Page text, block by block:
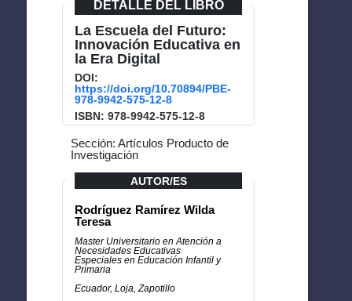
DETALLE DEL LIBRO
La Escuela del Futuro:
Innovación Educativa en
la Era Digital
DOI:
https://doi.org/10.70894/PBE-
978-9942-575-12-8
ISBN: 978-9942-575-12-8
Sección: Artículos Producto de
Investigación
AUTOR/ES
Rodríguez Ramírez Wilda
Teresa
Master Universitario en Atención a
Necesidades Educativas
Especiales en Educación Infantil y
Primaria
Ecuador, Loja, Zapotillo